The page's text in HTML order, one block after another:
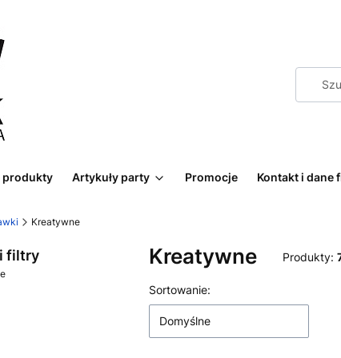
produkty Artykuły party Promocje Kontakt i dane
Kreatywne
filtry Kreatywne Produkty:
Lista produktów
Sortowanie:
Domyślne